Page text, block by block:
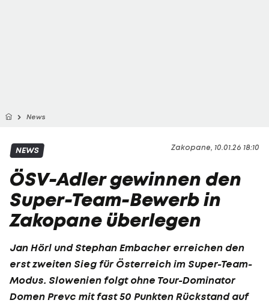
News
Zakopane, 10.01.26 18:10
NEWS
ÖSV-Adler gewinnen den
Super-Team-Bewerb in
Zakopane überlegen
Jan Hörl und Stephan Embacher erreichen den
erst zweiten Sieg für Österreich im Super-Team-
Modus. Slowenien folgt ohne Tour-Dominator
Domen Prevc mit fast 50 Punkten Rückstand auf